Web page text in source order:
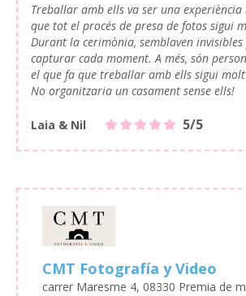
Treballar amb ells va ser una
que tot el procés de presa de fotos sigui
Durant la cerimònia, semblaven
capturar cada moment. A més, són
el que fa que treballar amb ells sigui
No organitzaria un casament sense ells!
Laia & Nil 5/5
CMT Fotografía y Video
carrer Maresme 4, 08330 Premia de